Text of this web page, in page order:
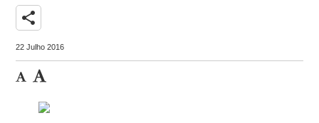
share
22 Julho 2016